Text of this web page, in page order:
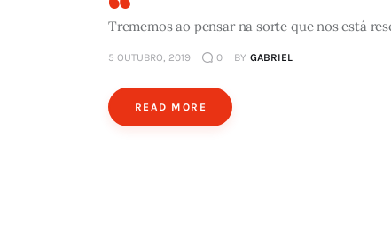
Trememos ao pensar na sorte que nos está
5 OUTUBRO, 2019 0 BY GABRIEL
READ MORE